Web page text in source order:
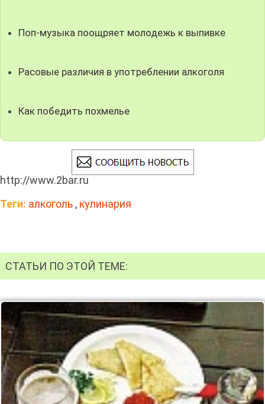
Поп-музыка поощряет молодежь к выпивке
Расовые различия в употреблении алкоголя
Как победить похмелье
http://www.2bar.ru
Теги: алкоголь , кулинария
СТАТЬИ ПО ЭТОЙ ТЕМЕ: